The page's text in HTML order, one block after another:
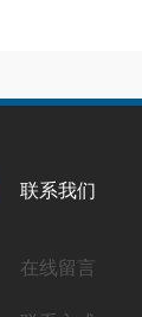
联系我们
在线留言